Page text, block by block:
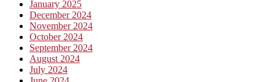
January 2025
December 2024
November 2024
October 2024
September 2024
August 2024
July 2024